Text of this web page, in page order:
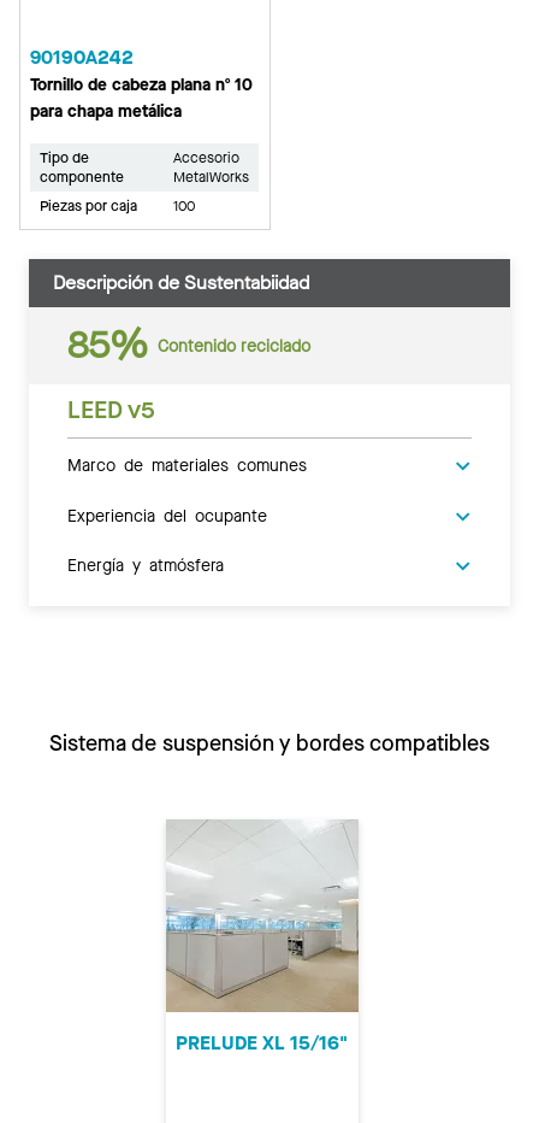
90190A242
Tornillo de cabeza plana nº 10
para chapa metálica
Tipo de
componente
Accesorio
MetalWorks
Piezas por caja
100
Descripción de Sustentabiidad
85% Contenido reciclado
LEED v5
Marco de materiales comunes
Experiencia del ocupante
Energía y atmósfera
Sistema de suspensión y bordes compatibles
PRELUDE XL 15/16"